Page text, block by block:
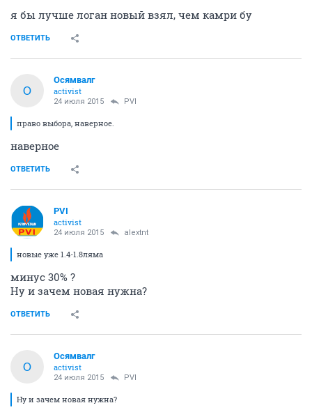
я бы лучше логан новый взял, чем камри бу
ОТВЕТИТЬ
О
Осямвалг
activist
24 июля 2015 PVI
право выбора, наверное.
наверное
ОТВЕТИТЬ
PVI
activist
24 июля 2015 alextnt
новые уже 1.4-1.8ляма
минус 30% ?
Ну и зачем новая нужна?
ОТВЕТИТЬ
О
Осямвалг
activist
24 июля 2015 PVI
Ну и зачем новая нужна?